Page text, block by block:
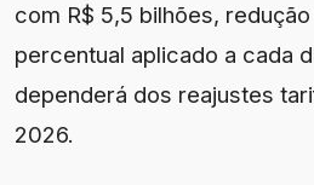
com R$ 5,5 bilhões,
percentual aplicado a cada
dependerá dos reajustes
2026.